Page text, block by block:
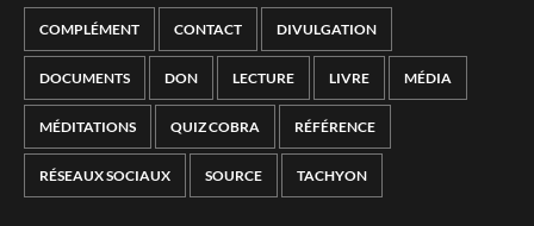
COMPLÉMENT CONTACT DIVULGATION
DOCUMENTS DON LECTURE LIVRE MÉDIA
MÉDITATIONS QUIZ COBRA RÉFÉRENCE
RÉSEAUX SOCIAUX SOURCE TACHYON